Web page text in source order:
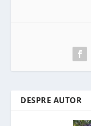
DESPRE AUTOR